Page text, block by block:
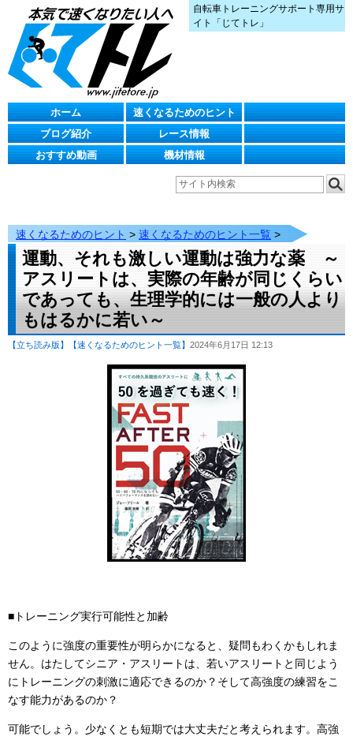
自転車トレーニングサポート専用サ
イト「じてトレ」
ホーム
速くなるためのヒント
ブログ紹介
レース情報
おすすめ動画
機材情報
速くなるためのヒント > 速くなるためのヒント一覧 >
運動、それも激しい運動は強力な薬 ～
アスリートは、実際の年齢が同じくらい
であっても、生理学的には一般の人より
もはるかに若い～
【立ち読み版】 【速くなるためのヒント一覧】 2024年6月17日 12:13
■トレーニング実行可能性と加齢
このように強度の重要性が明らかになると、疑問もわくかもしれま
せん。はたしてシニア・アスリートは、若いアスリートと同じよう
にトレーニングの刺激に適応できるのか？そして高強度の練習をこ
なす能力があるのか？
可能でしょう。少なくとも短期では大丈夫だと考えられます。高強